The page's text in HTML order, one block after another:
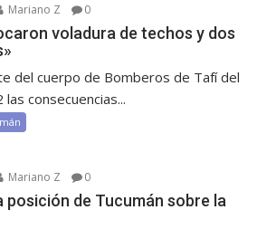
Mariano Z 0
voladura de techos y dos
del cuerpo de Bomberos de Tafí del
consecuencias...
Mariano Z 0
de Tucumán sobre la